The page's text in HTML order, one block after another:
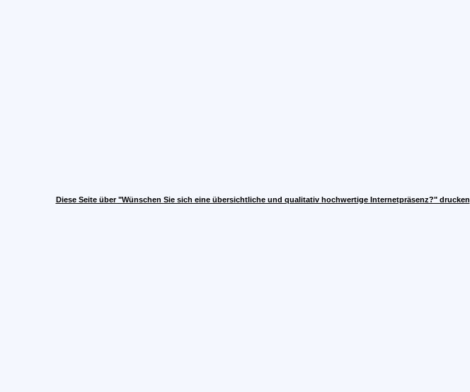
Diese Seite über "Wünschen Sie sich eine übersichtliche und qualitativ hochwertige Internetpräsenz?" drucken